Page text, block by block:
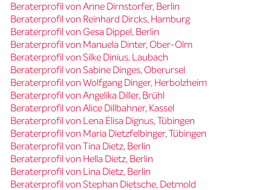
Beraterprofil von Anne Dirnstorfer, Berlin
Beraterprofil von Reinhard Dircks, Hamburg
Beraterprofil von Gesa Dippel, Berlin
Beraterprofil von Manuela Dinter, Ober-Olm
Beraterprofil von Silke Dinius, Laubach
Beraterprofil von Sabine Dinges, Oberursel
Beraterprofil von Wolfgang Dinger, Herbolzheim
Beraterprofil von Angelika Diller, Brühl
Beraterprofil von Alice Dillbahner, Kassel
Beraterprofil von Lena Elisa Dignus, Tübingen
Beraterprofil von Maria Dietzfelbinger, Tübingen
Beraterprofil von Tina Dietz, Berlin
Beraterprofil von Hella Dietz, Berlin
Beraterprofil von Lina Dietz, Berlin
Beraterprofil von Stephan Dietsche, Detmold